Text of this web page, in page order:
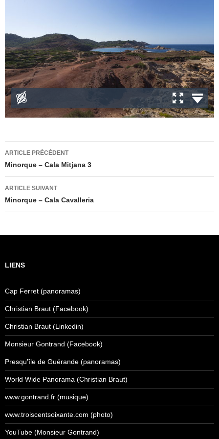
Navigation
des
articles
ARTICLE PRÉCÉDENT
Minorque – Cala Mitjana 3
ARTICLE SUIVANT
Minorque – Cala Cavalleria
LIENS
Cap Ferret (panoramas)
Christian Braut (Facebook)
Christian Braut (Linkedin)
Monsieur Gontrand (Facebook)
Presqu'île de Guérande (panoramas)
World Wide Panorama (Christian Braut)
www.gontrand.fr (musique)
www.troiscentsoixante.com (photo)
YouTube (Monsieur Gontrand)